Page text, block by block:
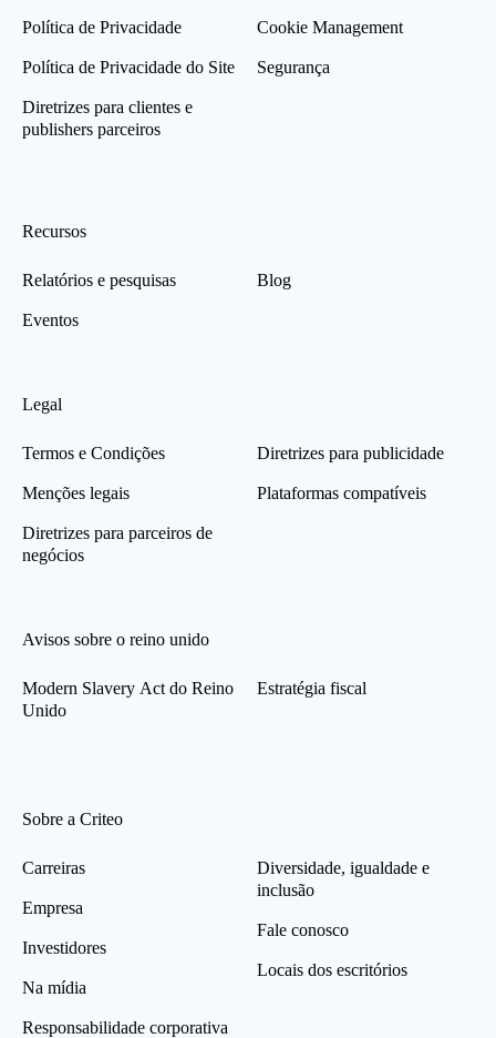
Política de Privacidade
Política de Privacidade do Site
Diretrizes para clientes e
publishers parceiros
Cookie Management
Segurança
Recursos
Relatórios e pesquisas
Eventos
Blog
Legal
Termos e Condições
Menções legais
Diretrizes para parceiros de
negócios
Diretrizes para publicidade
Plataformas compatíveis
Avisos sobre o reino unido
Modern Slavery Act do Reino
Unido
Estratégia fiscal
Sobre a Criteo
Carreiras
Empresa
Investidores
Na mídia
Responsabilidade corporativa
Diversidade, igualdade e
inclusão
Fale conosco
Locais dos escritórios